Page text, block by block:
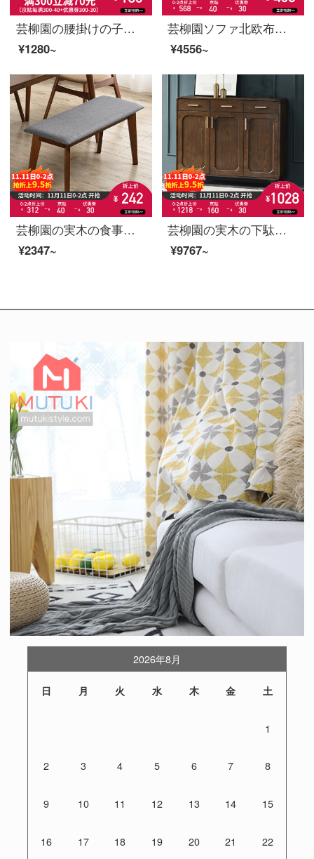
芸柳園の腰掛けの子の丸い腰掛けの家の椅子は簡単にテーブルの腰掛けの北欧風の板の腰掛けを予約します。
¥1280~
芸柳園ソファ北欧布芸ソファー現代簡単客間の大きさと部屋型の簡易ソファー椅子セット浅灰【ペア】
¥4556~
芸柳園の実木の食事の腰掛け北欧の簡単な長い腰掛けの床板の腰掛けのベンチのベンチの入り口のゴムの木の長い腰掛け
¥2347~
芸柳園の実木の下駄箱家庭の玄関口の大容量の玄関棚のベランダの物入れは玄関の箱の3つの胡桃色を収納します。
¥9767~
2026年8月
日 月 火 水 木 金 土
1
2 3 4 5 6 7 8
9 10 11 12 13 14 15
16 17 18 19 20 21 22